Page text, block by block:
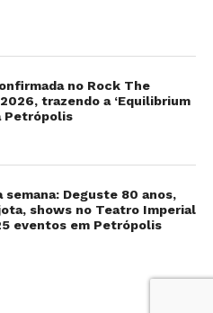
no Rock The
trazendo a ‘Equilibrium
Petrópolis
semana: Deguste 80 anos,
shows no Teatro Imperial
eventos em Petrópolis